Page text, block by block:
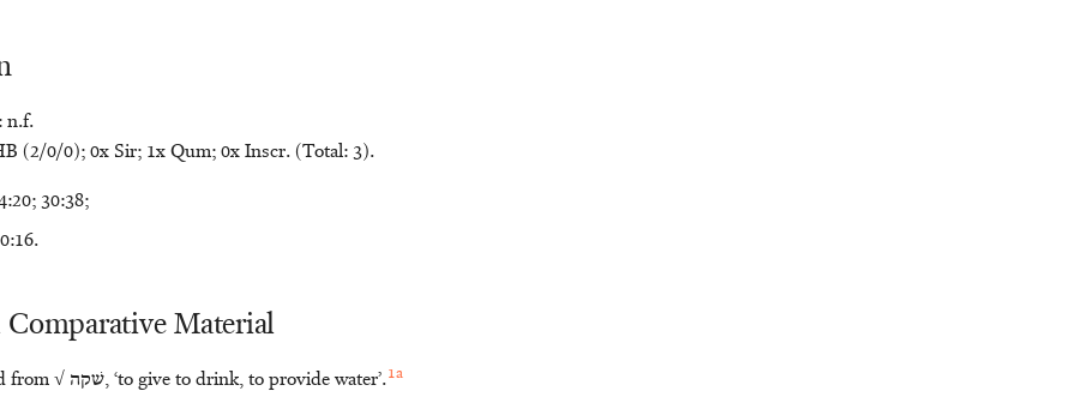
n.f.
(2/0/0); 0x Sir; 1x Qum; 0x Inscr. (Total: 3).
30:38;
Material
from √ שׁקה, ‘to give to drink, to provide water’.1a